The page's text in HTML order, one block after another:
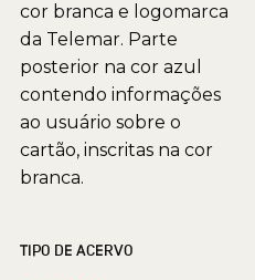
cor branca e logomarca
da Telemar. Parte
posterior na cor azul
contendo informações
ao usuário sobre o
cartão, inscritas na cor
branca.
TIPO DE ACERVO